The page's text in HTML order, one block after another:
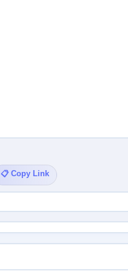
📋 Copy Link